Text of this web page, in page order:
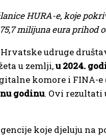
HURA-e, koje
milijuna eura prihod
udruge
u zemlji,u 2024.
komore i FINA-
godinu. Ovi rezultati
koje djeluju na